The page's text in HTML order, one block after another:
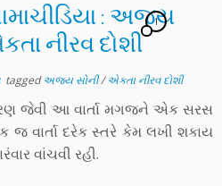
: અજય
નીરવ દોશી
1
taggedઅજય સોની/એકતા નીરવ દોશી
જેવી આ વાર્તા મગજને એક સરસ
વાર્તા દરેક સ્તરે કેમ લખી શકાય
વાંચવી રહી.